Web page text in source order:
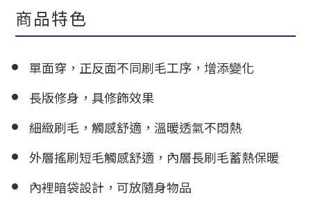
商品特色
單面穿，正反面不同刷毛工序，增添變化
長版修身，具修飾效果
細緻刷毛，觸感舒適，溫暖透氣不悶熱
外層搖刷短毛觸感舒適，內層長刷毛蓄熱保暖
內裡暗袋設計，可放隨身物品